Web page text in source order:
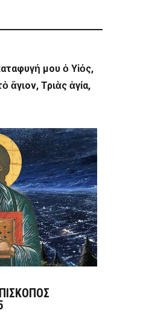
μου ὁ Υἱός,
ἅγιον, Τριὰς ἁγία,